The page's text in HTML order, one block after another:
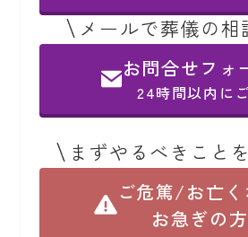
メールで葬儀の相
お問合せフォ
24時間以内に
まずやるべきこと
ご危篤/お亡く
お急ぎの